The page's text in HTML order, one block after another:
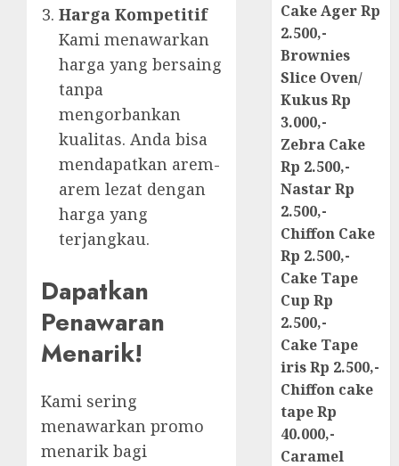
Harga Kompetitif
Kami menawarkan
harga yang bersaing
tanpa
mengorbankan
kualitas. Anda bisa
mendapatkan arem-
arem lezat dengan
harga yang
terjangkau.
Dapatkan
Penawaran
Menarik!
Kami sering
menawarkan promo
menarik bagi
Cake Ager Rp
2.500,-
Brownies
Slice Oven/
Kukus Rp
3.000,-
Zebra Cake
Rp 2.500,-
Nastar Rp
2.500,-
Chiffon Cake
Rp 2.500,-
Cake Tape
Cup Rp
2.500,-
Cake Tape
iris Rp 2.500,-
Chiffon cake
tape Rp
40.000,-
Caramel